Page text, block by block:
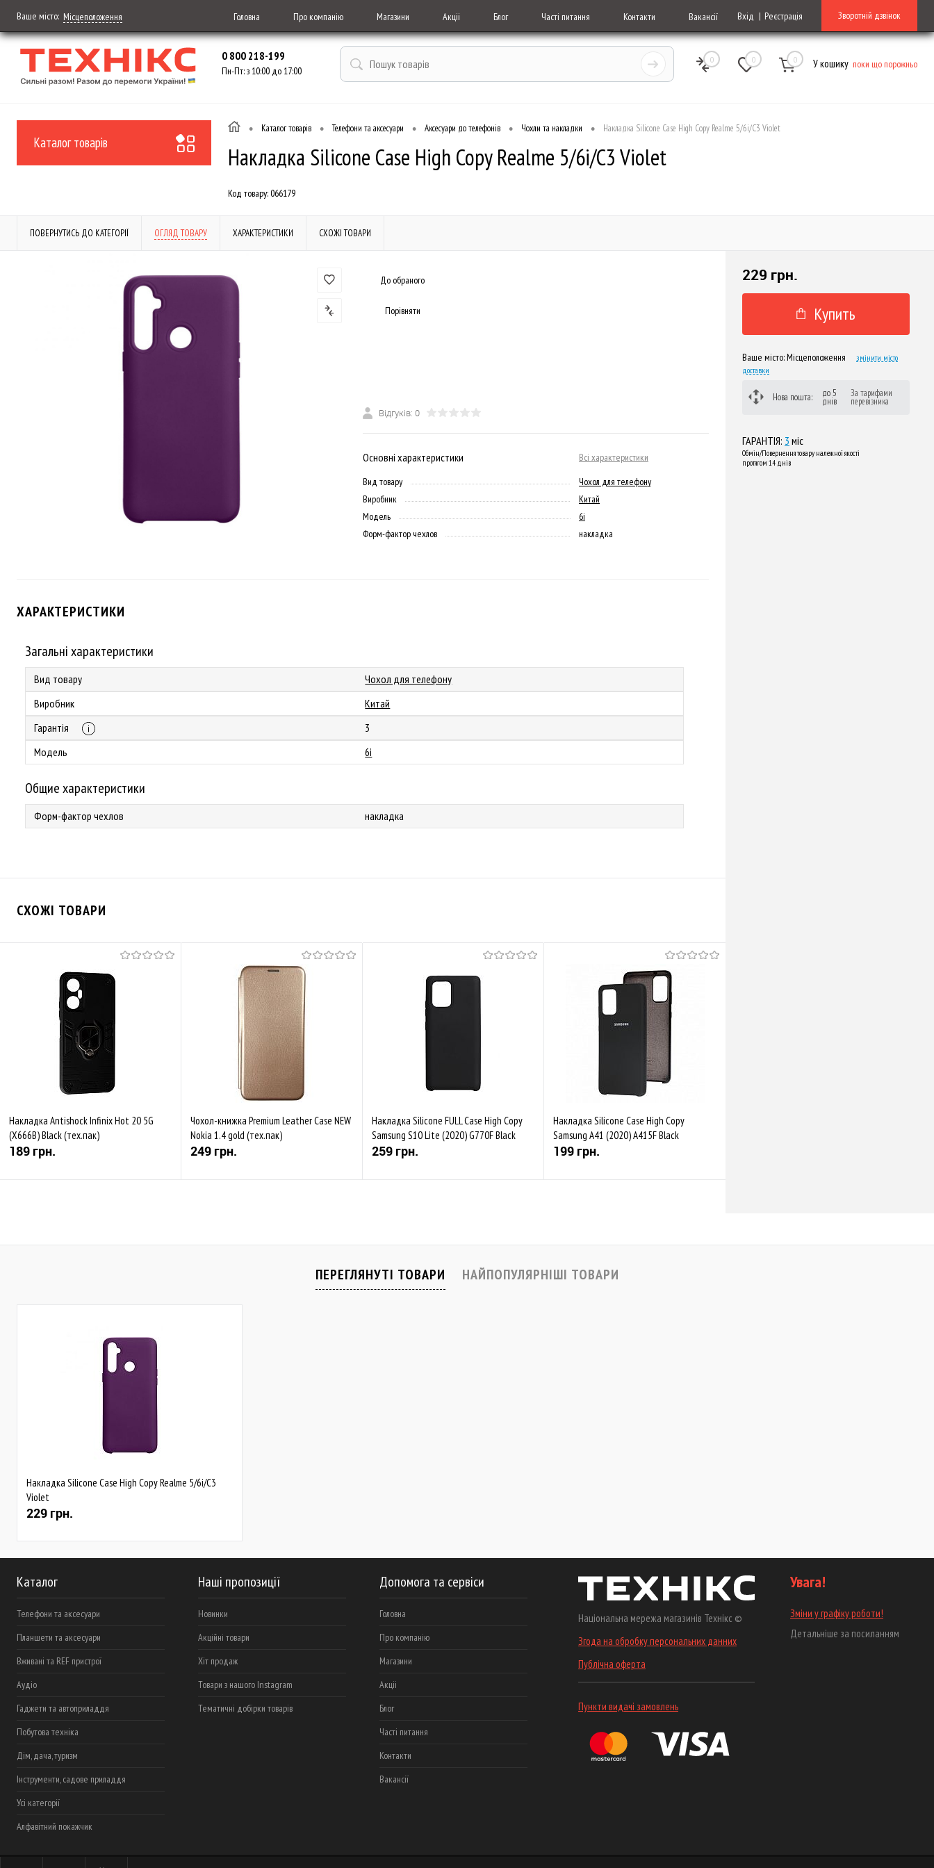
Ваше місто: Місцеположення Головна Про компанію Магазини Акціі Блог Часті питання Контакти Вакансії Вхід Реєстрація Зворотній дзвінок
0 800 218-199
Пн-Пт: з 10:00 до 17:00
0 0 0 У кошику поки що порожньо
Каталог товарів
• Каталог товарів • Телефони та аксесуари • Аксесуари до телефонів • Чохли та накладки • Накладка Silicone Case High Copy Realme 5/6i/C3 Violet
Накладка Silicone Case High Copy Realme 5/6i/C3 Violet
Код товару:066179
ПОВЕРНУТИСЬ ДО КАТЕГОРІЇ ОГЛЯД ТОВАРУ ХАРАКТЕРИСТИКИ СХОЖІ ТОВАРИ
До обраного
Порівняти
Відгуків: 0
Основні характеристики
Всі характеристики
Вид товару
Чохол для телефону
Виробник
Китай
Модель
6i
Форм-фактор чехлов
накладка
ХАРАКТЕРИСТИКИ
Загальні характеристики
Вид товару
Чохол для телефону
Виробник
Китай
Гарантія
3
Модель
6i
Общие характеристики
Форм-фактор чехлов накладка
СХОЖІ ТОВАРИ
Накладка Antishock Infinix Hot 20 5G
(X666B) Black (тех.пак)
189 грн.
Чохол-книжка Premium Leather Case NEW
Nokia 1.4 gold (тех.пак)
249 грн.
Накладка Silicone FULL Case High Copy
Samsung S10 Lite (2020) G770F Black
259 грн.
Накладка Silicone Case High Copy
Samsung A41 (2020) A415F Black
199 грн.
229 грн.
Купить
Ваше місто:Місцеположення
змінити місто
доставки
Нова пошта: до 5
днів
За тарифами
перевізника
ГАРАНТІЯ: 3 міс
Обмін/Повернення товару належної якості
протягом 14 днів
ПЕРЕГЛЯНУТІ ТОВАРИ НАЙПОПУЛЯРНІШІ ТОВАРИ
Накладка Silicone Case High Copy Realme 5/6i/C3
Violet
229 грн.
Каталог
Телефони та аксесуари
Планшети та аксесуари
Вживані та REF пристрої
Аудіо
Гаджети та автоприладдя
Побутова техніка
Дім, дача, туризм
Інструменти, садове приладдя
Усі категорії
Алфавітний покажчик
Наші пропозиції
Новинки
Акційні товари
Хіт продаж
Товари з нашого Instagram
Тематичні добірки товарів
Допомога та сервіси
Головна
Про компанію
Магазини
Акціі
Блог
Часті питання
Контакти
Вакансії
Національна мережа магазинів Технікс ©
Згода на обробку персональних данних
Публічна оферта
Пункти видачі замовлень
Увага!
Зміни у графіку роботи!
Детальніше за посиланням